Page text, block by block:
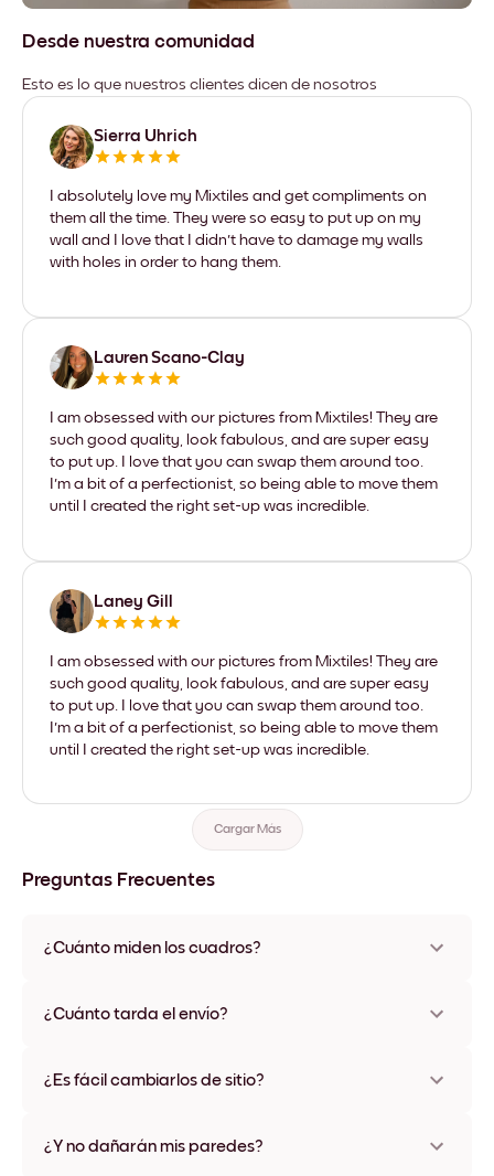
Desde nuestra comunidad
Esto es lo que nuestros clientes dicen de nosotros
Sierra Uhrich
I absolutely love my Mixtiles and get compliments on
them all the time. They were so easy to put up on my
wall and I love that I didn't have to damage my walls
with holes in order to hang them.
Lauren Scano-Clay
I am obsessed with our pictures from Mixtiles! They are
such good quality, look fabulous, and are super easy
to put up. I love that you can swap them around too.
I'm a bit of a perfectionist, so being able to move them
until I created the right set-up was incredible.
Laney Gill
I am obsessed with our pictures from Mixtiles! They are
such good quality, look fabulous, and are super easy
to put up. I love that you can swap them around too.
I'm a bit of a perfectionist, so being able to move them
until I created the right set-up was incredible.
Cargar Más
Preguntas Frecuentes
¿Cuánto miden los cuadros?
varios materiales y colores de marco, incluidas opciones sin
¿Cuánto tarda el envío?
disponibles en algunos países. Te enviaremos un número de
¿Es fácil cambiarlos de sitio?
ningún daño
¿Y no dañarán mis paredes?